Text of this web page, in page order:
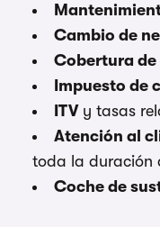
Cambio de
Cobertura de
Impuesto de
ITVy tasas
Atención al
toda la duración
Coche de